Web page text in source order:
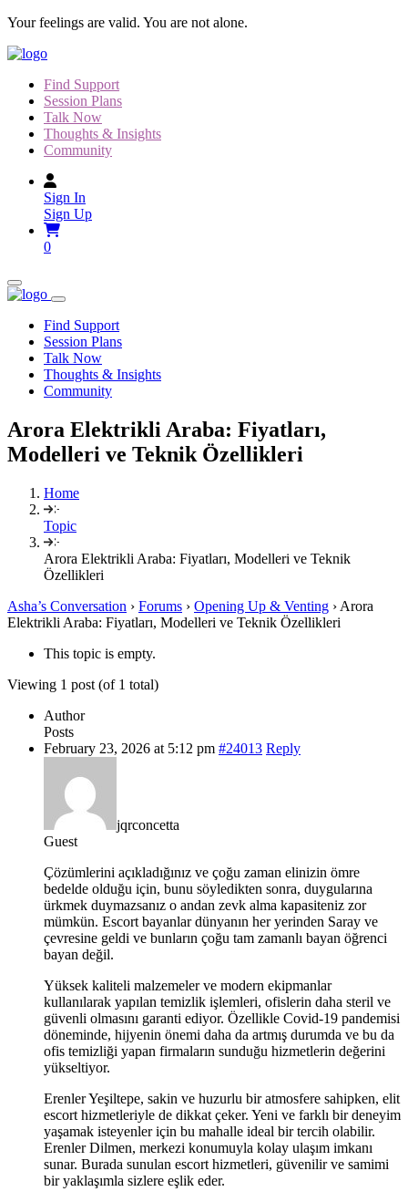
Skip
content
Your feelings are valid. You are not alone.
Find Support
Session Plans
Talk Now
Thoughts & Insights
Community
Sign In
Sign Up
0
Find Support
Session Plans
Talk Now
Thoughts & Insights
Community
Arora Elektrikli Araba: Fiyatları,
Modelleri ve Teknik Özellikleri
Home
Topic
Arora Elektrikli Araba: Fiyatları, Modelleri ve Teknik
Özellikleri
Asha’s Conversation › Forums › Opening Up & Venting › Arora
Elektrikli Araba: Fiyatları, Modelleri ve Teknik Özellikleri
This topic is empty.
Viewing 1 post (of 1 total)
Author
Posts
February 23, 2026 at 5:12 pm #24013 Reply
jqrconcetta
Guest
Çözümlerini açıkladığınız ve çoğu zaman elinizin ömre
bedelde olduğu için, bunu söyledikten sonra, duygularına
ürkmek duymazsanız o andan zevk alma kapasiteniz zor
mümkün. Escort bayanlar dünyanın her yerinden Saray ve
çevresine geldi ve bunların çoğu tam zamanlı bayan öğrenci
bayan değil.
Yüksek kaliteli malzemeler ve modern ekipmanlar
kullanılarak yapılan temizlik işlemleri, ofislerin daha steril ve
güvenli olmasını garanti ediyor. Özellikle Covid-19 pandemisi
döneminde, hijyenin önemi daha da artmış durumda ve bu da
ofis temizliği yapan firmaların sunduğu hizmetlerin değerini
yükseltiyor.
Erenler Yeşiltepe, sakin ve huzurlu bir atmosfere sahipken, elit
escort hizmetleriyle de dikkat çeker. Yeni ve farklı bir deneyim
yaşamak isteyenler için bu mahalle ideal bir tercih olabilir.
Erenler Dilmen, merkezi konumuyla kolay ulaşım imkanı
sunar. Burada sunulan escort hizmetleri, güvenilir ve samimi
bir yaklaşımla sizlere eşlik eder.